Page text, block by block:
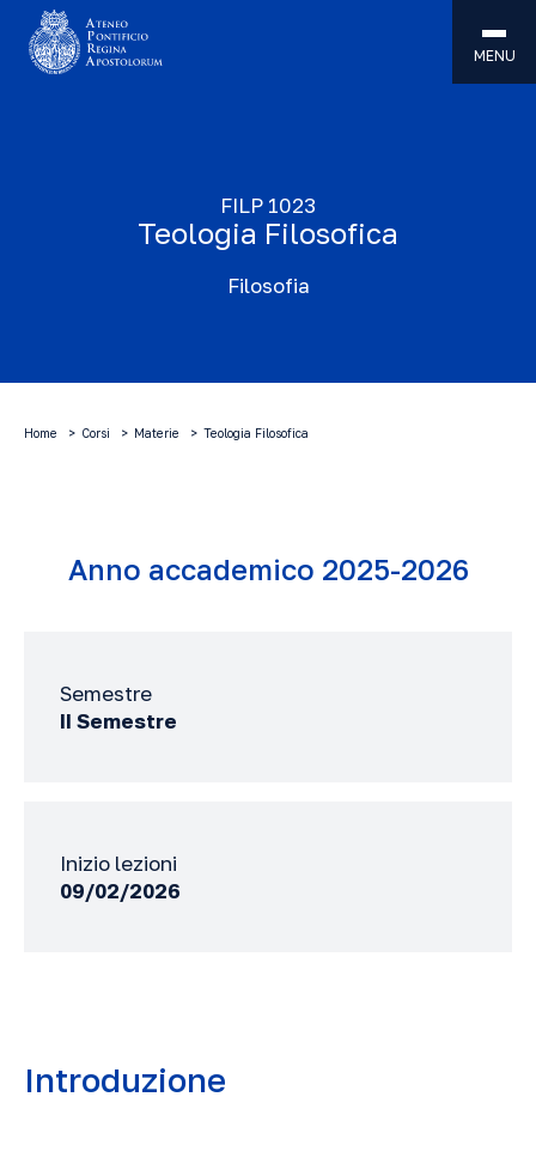
MENU
FILP 1023
Teologia Filosofica
Filosofia
Home Corsi Materie Teologia Filosofica
Anno accademico 2025-2026
Semestre
II Semestre
Inizio lezioni
09/02/2026
Introduzione